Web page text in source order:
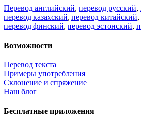
Перевод английский, перевод русский,
перевод казахский, перевод китайский,
перевод финский, перевод эстонский,
Возможности
Перевод текста
Примеры употребления
Склонение и спряжение
Наш блог
Бесплатные приложения